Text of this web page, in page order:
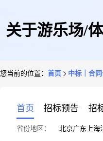
关于游乐场/
您当前的位置： 首页 中标｜合
首页 招标预告 招
省份地区： 北京广东 上海